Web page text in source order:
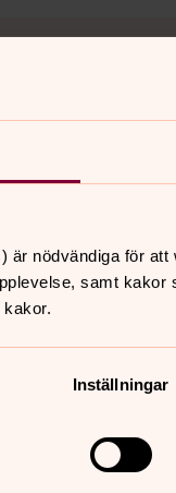
är nödvändiga för
samt
Inställningar
för